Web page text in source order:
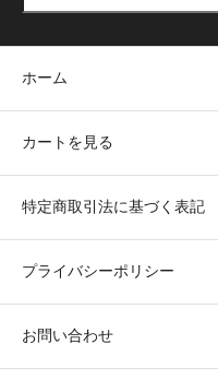
ホーム
カートを見る
特定商取引法に基づく表記
プライバシーポリシー
お問い合わせ